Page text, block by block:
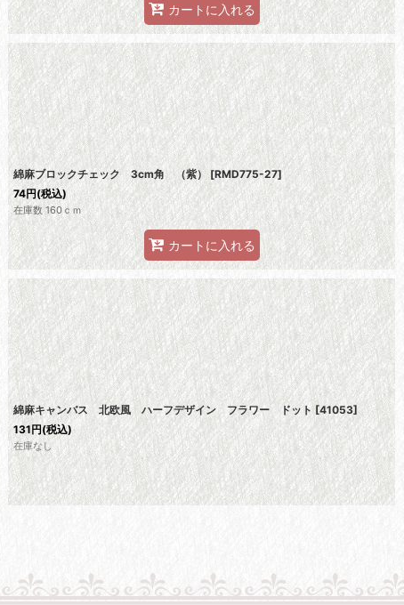
カートに入れる
綿麻ブロックチェック 3cm角 （紫） [RMD775-27]
74円(税込)
在庫数 160ｃｍ
カートに入れる
綿麻キャンバス 北欧風 ハーフデザイン フラワー ドット [41053]
131円(税込)
在庫なし